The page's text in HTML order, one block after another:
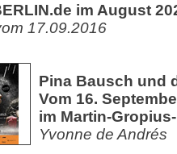
im August
17.09.2016
Pina Bausch und
Vom 16.
im Martin-
Yvonne de Andrés